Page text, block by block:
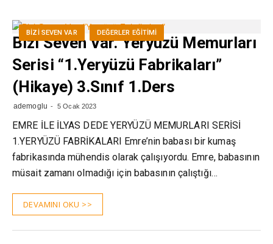
BIZI SEVEN VAR DEĞERLER EĞITIMI
Bizi Seven Var. Yeryüzü Memurları
Serisi “1.Yeryüzü Fabrikaları”
(Hikaye) 3.Sınıf 1.Ders
ademoglu 5 Ocak 2023
EMRE İLE İLYAS DEDE YERYÜZÜ MEMURLARI SERİSİ
1.YERYÜZÜ FABRİKALARI Emre’nin babası bir kumaş
fabrikasında mühendis olarak çalışıyordu. Emre, babasının
müsait zamanı olmadığı için babasının çalıştığı…
DEVAMINI OKU >>